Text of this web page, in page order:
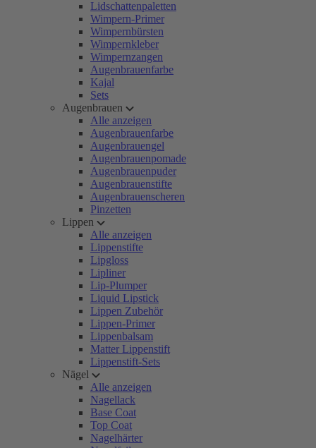
Lidschattenpaletten
Wimpern-Primer
Wimpernbürsten
Wimpernkleber
Wimpernzangen
Augenbrauenfarbe
Kajal
Sets
Augenbrauen
Alle anzeigen
Augenbrauenfarbe
Augenbrauengel
Augenbrauenpomade
Augenbrauenpuder
Augenbrauenstifte
Augenbrauenscheren
Pinzetten
Lippen
Alle anzeigen
Lippenstifte
Lipgloss
Lipliner
Lip-Plumper
Liquid Lipstick
Lippen Zubehör
Lippen-Primer
Lippenbalsam
Matter Lippenstift
Lippenstift-Sets
Nägel
Alle anzeigen
Nagellack
Base Coat
Top Coat
Nagelhärter